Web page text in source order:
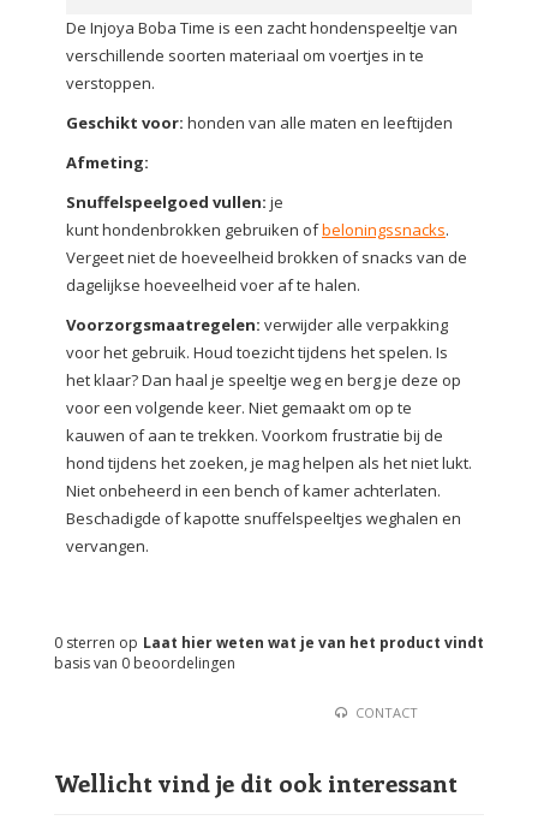
De Injoya Boba Time is een zacht hondenspeeltje van
verschillende soorten materiaal om voertjes in te
verstoppen.
Geschikt voor: honden van alle maten en leeftijden
Afmeting:
Snuffelspeelgoed vullen: je
kunt hondenbrokken gebruiken ofbeloningssnacks.
Vergeet niet de hoeveelheid brokken of snacks van de
dagelijkse hoeveelheid voer af te halen.
Voorzorgsmaatregelen: verwijder alle verpakking
voor het gebruik. Houd toezicht tijdens het spelen. Is
het klaar? Dan haal je speeltje weg en berg je deze op
voor een volgende keer. Niet gemaakt om op te
kauwen of aan te trekken. Voorkom frustratie bij de
hond tijdens het zoeken, je mag helpen als het niet lukt.
Niet onbeheerd in een bench of kamer achterlaten.
Beschadigde of kapotte snuffelspeeltjes weghalen en
vervangen.
Laat hier weten wat je van het product vindt
0 sterren op
basis van 0 beoordelingen
CONTACT
Wellicht vind je dit ook interessant